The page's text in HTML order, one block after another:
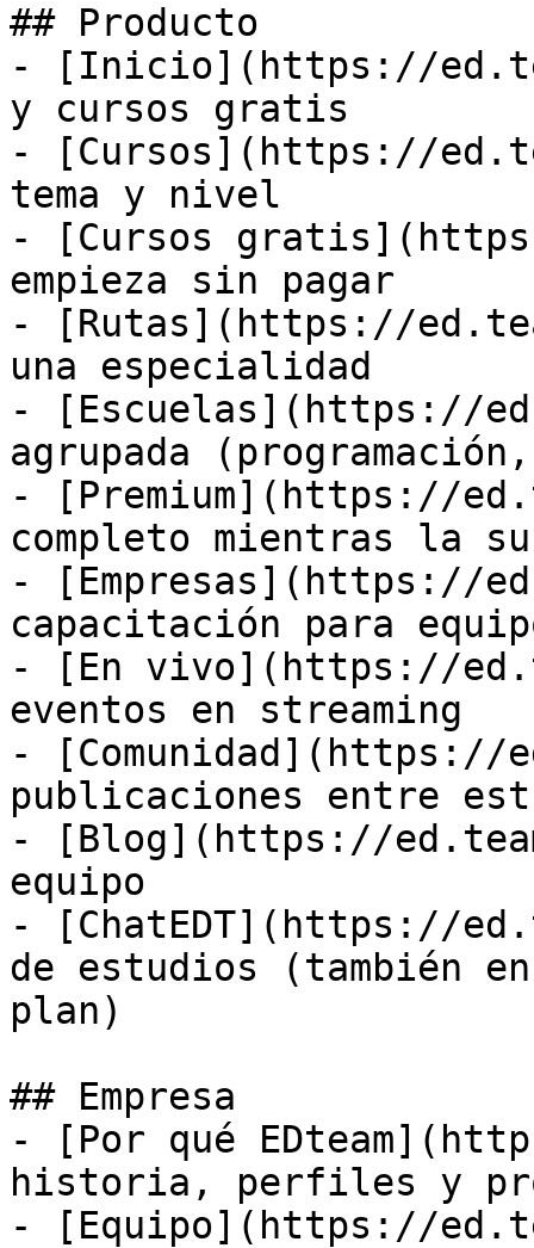
## Producto
- [Inicio](https://
y cursos gratis
- [Cursos](https://
tema y nivel
- [Cursos
empieza sin pagar
- [Rutas](https://
una especialidad
- [Escuelas](https://
agrupada
- [Premium](https://
completo mientras la
- [Empresas](https://
capacitación para
- [En vivo](https://
eventos en streaming
- [Comunidad](https://
publicaciones entre
- [Blog](https://
equipo
- [ChatEDT](https://
de estudios (también
plan)
## Empresa
- [Por qué
historia, perfiles y
- [Equipo](https://